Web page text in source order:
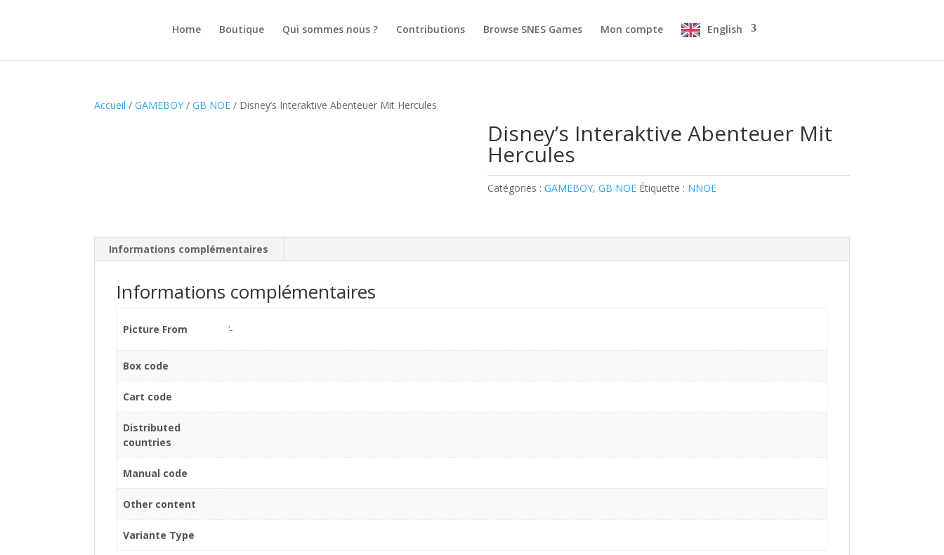
Home Boutique Qui sommes nous ? Contributions Browse SNES Games Mon compte English
Accueil /GAMEBOY /GB NOE / Disney’s Interaktive Abenteuer Mit Hercules
Disney’s Interaktive Abenteuer Mit
Hercules
Catégories : GAMEBOY, GB NOE Étiquette : NNOE
Informations complémentaires
Informations complémentaires
Picture From '-
Box code
Cart code
Distributed
countries
Manual code
Other content
Variante Type